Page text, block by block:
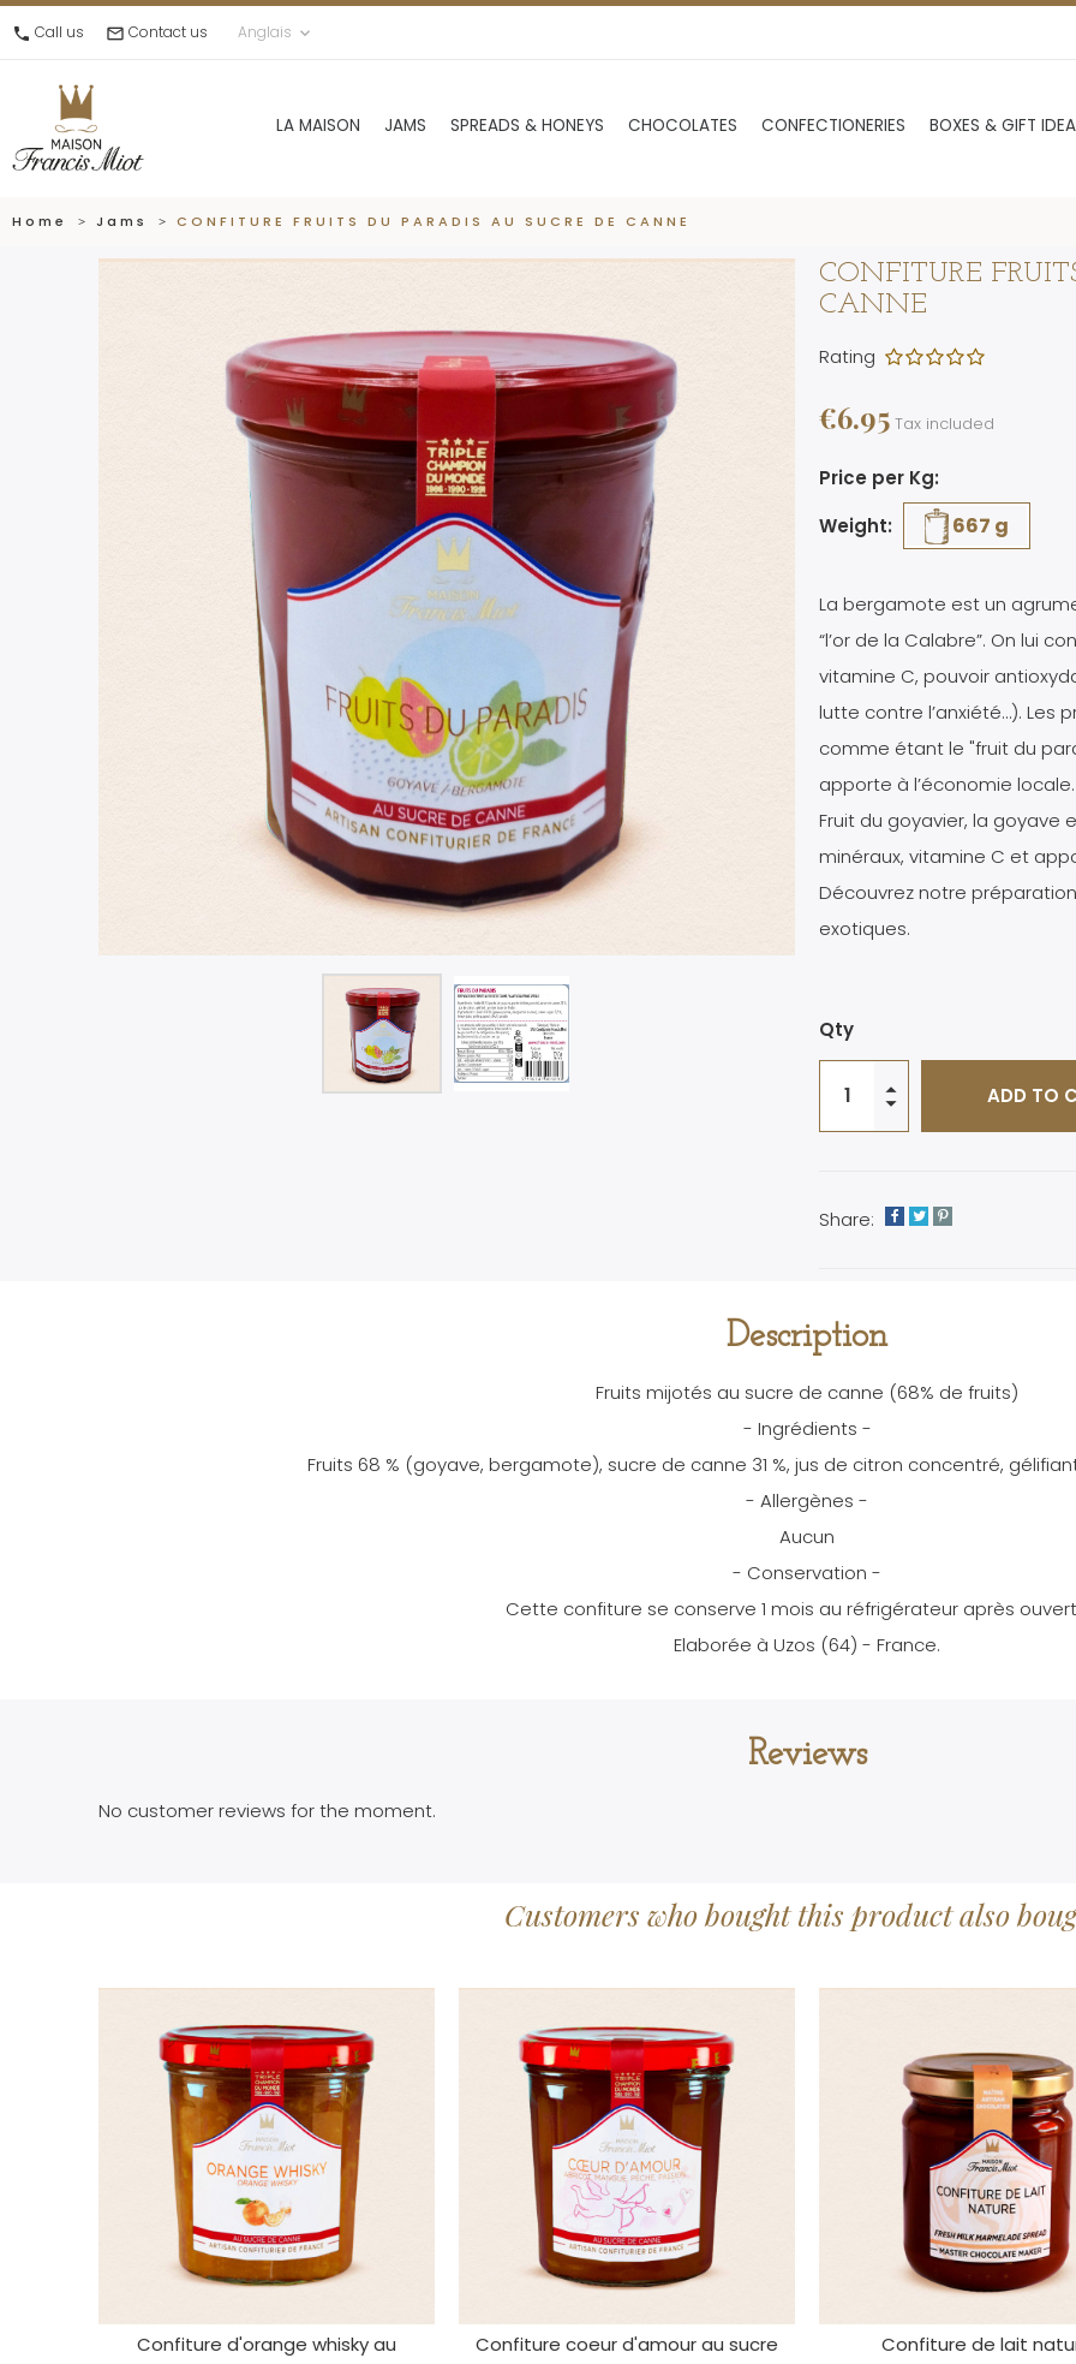
call Call us mail_outline Contact us Anglais keyboard_arrow_down
LA MAISON JAMS SPREADS & HONEYS CHOCOLATES CONFECTIONERIES BOXES & GIFT
Home Jams CONFITURE FRUITS DU PARADIS AU SUCRE DE CANNE
CONFITURE
CANNE
Rating
€6.95 Tax included
Price per Kg:
Weight:
667 g
La bergamote est un
“l’or de la Calabre”. On lui
vitamine C, pouvoir
lutte contre l’anxiété…). Les
comme étant le "fruit du
apporte à l’économie locale.
Fruit du goyavier, la goyave
minéraux, vitamine C et
Découvrez notre
exotiques.
Qty
ADD TO
Share:
Description
Fruits mijotés au sucre de canne (68% de fruits)
- Ingrédients -
Fruits 68 % (goyave, bergamote), sucre de canne 31 %, jus de citron concentré,
- Allergènes -
Aucun
- Conservation -
Cette confiture se conserve 1 mois au réfrigérateur après
Elaborée à Uzos (64) - France.
Reviews
No customer reviews for the moment.
Customers who bought this product also
Confiture d'orange whisky au
Confiture coeur d'amour au sucre
Confiture de lait